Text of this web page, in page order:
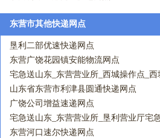
东营市其他快递网点
垦利二部优速快递网点
东营广饶花园镇安能物流网点
宅急送山东_东营营业所_西城操作点_西
网点
山东省东营市利津县圆通快递网点
广饶公司增益速递网点
宅急送山东_东营营业所_垦利营业厅宅
东营河口速尔快递网点